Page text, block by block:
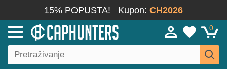
15% POPUSTA! Kupon: CH2026
0